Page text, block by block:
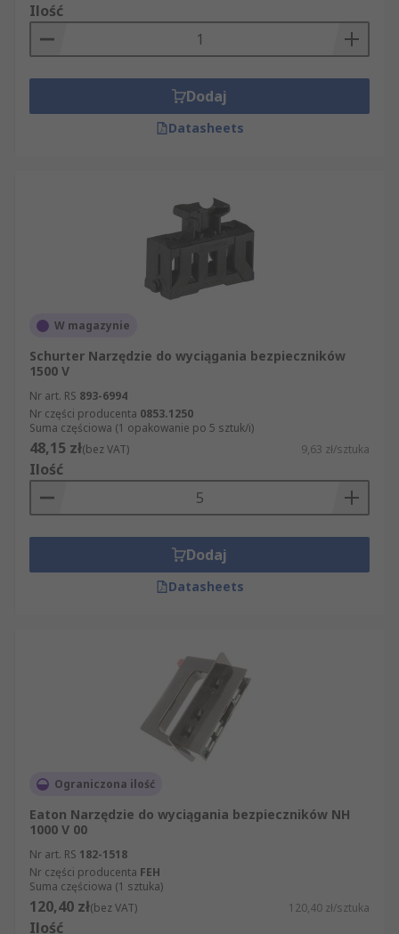
Ilość
Dodaj
Datasheets
W magazynie
Schurter Narzędzie do wyciągania bezpieczników
1500 V
Nr art. RS 893-6994
Nr części producenta 0853.1250
Suma częściowa (1 opakowanie po 5 sztuk/i)
48,15 zł(bez VAT) 9,63 zł/sztuka
Ilość
Dodaj
Datasheets
Ograniczona ilość
Eaton Narzędzie do wyciągania bezpieczników NH
1000 V 00
Nr art. RS 182-1518
Nr części producenta FEH
Suma częściowa (1 sztuka)
120,40 zł(bez VAT) 120,40 zł/sztuka
Ilość